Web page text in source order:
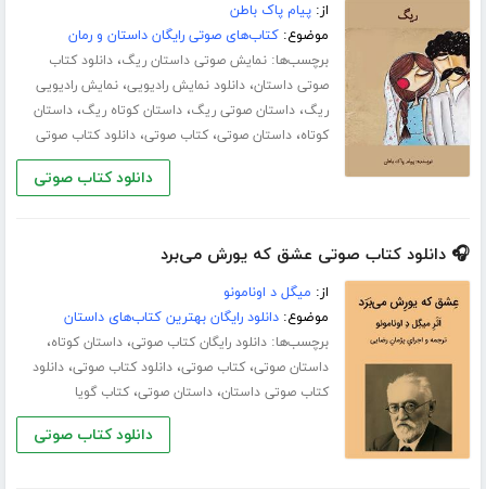
از:پیام پاک باطن
موضوع:کتاب‌های صوتی رایگان داستان و رمان
برچسب‌ها:نمایش صوتی داستان ریگ،دانلود کتاب
صوتی داستان،دانلود نمایش رادیویی،نمایش رادیویی
ریگ،داستان صوتی ریگ،داستان کوتاه ریگ،داستان
کوتاه،داستان صوتی،کتاب صوتی،دانلود کتاب صوتی
دانلود کتاب صوتی
🎧 دانلود کتاب صوتی عشق که یورش می‌برد
از: میگل د اونامونو
موضوع:دانلود رایگان بهترین کتاب‌های داستان
برچسب‌ها:دانلود رایگان کتاب صوتی،داستان کوتاه،
داستان صوتی،کتاب صوتی،دانلود کتاب صوتی،دانلود
کتاب صوتی داستان،داستان صوتی،کتاب گویا
دانلود کتاب صوتی